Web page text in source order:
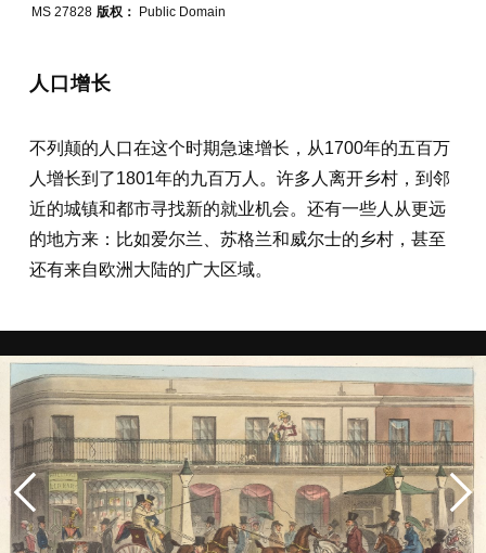
MS 27828 版权： Public Domain
人口增长
不列颠的人口在这个时期急速增长，从1700年的五百万
人增长到了1801年的九百万人。许多人离开乡村，到邻
近的城镇和都市寻找新的就业机会。还有一些人从更远
的地方来：比如爱尔兰、苏格兰和威尔士的乡村，甚至
还有来自欧洲大陆的广大区域。